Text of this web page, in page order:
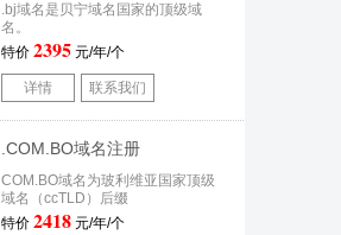
.bj域名是贝宁域名国家的顶级域
名。
特价 2395 元/年/个
详情 联系我们
.COM.BO域名注册
COM.BO域名为玻利维亚国家顶级
域名（ccTLD）后缀
特价 2418 元/年/个